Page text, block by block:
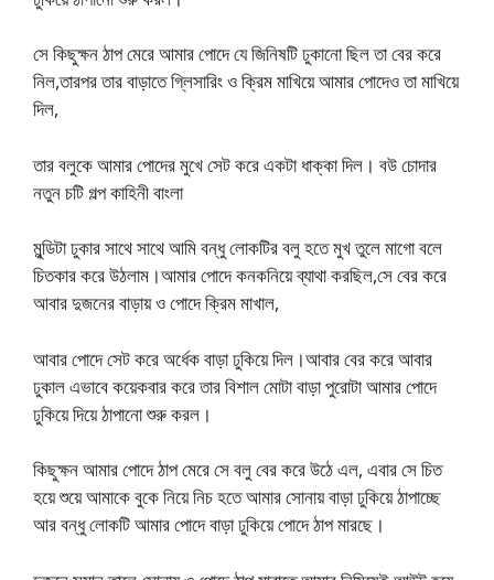
সে কিছুক্ষন ঠাপ মেরে আমার পোদে যে জিনিষটি ঢুকানো ছিল তা বের করে
নিল,তারপর তার বাড়াতে গ্লিসারিং ও ক্রিম মাখিয়ে আমার পোদেও তা মাখিয়ে
দিল,
তার বলুকে আমার পোদের মুখে সেট করে একটা ধাক্কা দিল। বউ চোদার
নতুন চটি গল্প কাহিনী বাংলা
মুন্ডিটা ঢুকার সাথে সাথে আমি বন্ধু লোকটির বলু হতে মুখ তুলে মাগো বলে
চিতকার করে উঠলাম।আমার পোদে কনকনিয়ে ব্যাথা করছিল,সে বের করে
আবার দুজনের বাড়ায় ও পোদে ক্রিম মাখাল,
আবার পোদে সেট করে অর্ধেক বাড়া ঢুকিয়ে দিল।আবার বের করে আবার
ঢুকাল এভাবে কয়েকবার করে তার বিশাল মোটা বাড়া পুরোটা আমার পোদে
ঢুকিয়ে দিয়ে ঠাপানো শুরু করল।
কিছুক্ষন আমার পোদে ঠাপ মেরে সে বলু বের করে উঠে এল, এবার সে চিত
হয়ে শুয়ে আমাকে বুকে নিয়ে নিচ হতে আমার সোনায় বাড়া ঢুকিয়ে ঠাপাচ্ছে
আর বন্ধু লোকটি আমার পোদে বাড়া ঢুকিয়ে পোদে ঠাপ মারছে।